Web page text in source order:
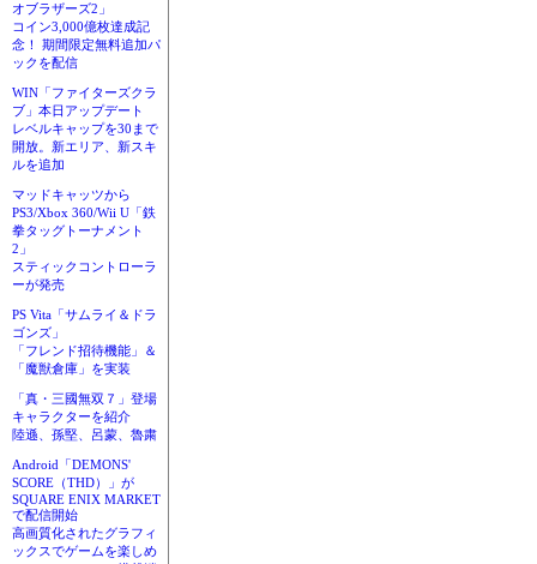
オブラザーズ2」
コイン3,000億枚達成記
念！ 期間限定無料追加パ
ックを配信
WIN「ファイターズクラ
ブ」本日アップデート
レベルキャップを30まで
開放。新エリア、新スキ
ルを追加
マッドキャッツから
PS3/Xbox 360/Wii U「鉄
拳タッグトーナメント
2」
スティックコントローラ
ーが発売
PS Vita「サムライ＆ドラ
ゴンズ」
「フレンド招待機能」＆
「魔獣倉庫」を実装
「真・三國無双７」登場
キャラクターを紹介
陸遜、孫堅、呂蒙、魯粛
Android「DEMONS'
SCORE（THD）」が
SQUARE ENIX MARKET
で配信開始
高画質化されたグラフィ
ックスでゲームを楽しめ